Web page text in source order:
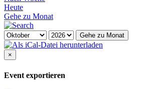
Heute
Gehe zu Monat
Gehe zu Monat
×
Event exportieren